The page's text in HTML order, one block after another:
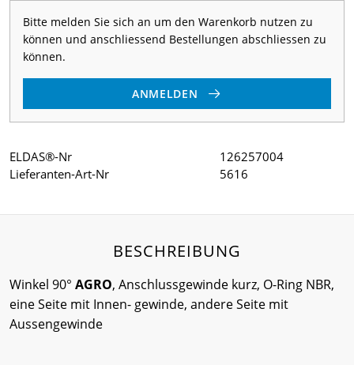
Bitte melden Sie sich an um den Warenkorb nutzen zu
können und anschliessend Bestellungen abschliessen zu
können.
ANMELDEN
ELDAS®-Nr
126257004
Lieferanten-Art-Nr
5616
BESCHREIBUNG
Winkel 90° AGRO, Anschlussgewinde kurz, O-Ring NBR,
eine Seite mit Innen- gewinde, andere Seite mit
Aussengewinde